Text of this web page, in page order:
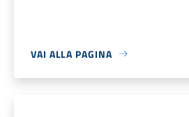
VAI ALLA PAGINA